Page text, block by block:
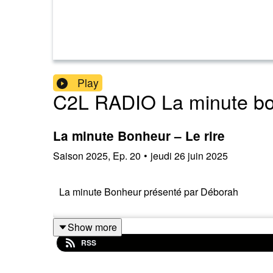
Play
C2L RADIO La minute
La minute Bonheur – Le rire
Saison 2025, Ep. 20 • jeudi 26 juin 2025
La minute Bonheur présenté par Déborah
Show more
RSS